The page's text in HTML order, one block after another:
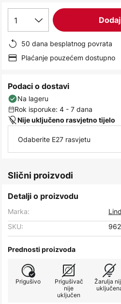
gallery
1
50 dana besplatnog povrata
Plaćanje pouzećem dostupno
Podaci o dostavi
Na lageru
Rok isporuke: 4 - 7 dana
Nije uključeno rasvjetno tijelo
Odaberite E27 rasvjetu
Slični proizvodi
Detalji o proizvodu
Marka:
SKU:
Prednosti proizvoda
Prigušivo
Prigušivač
nije
uključen
Žarulja